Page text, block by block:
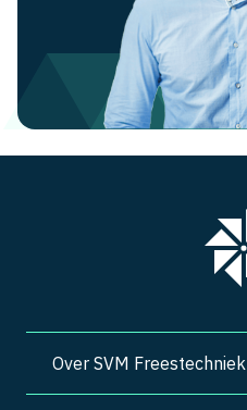
Over SVM Freestechniek